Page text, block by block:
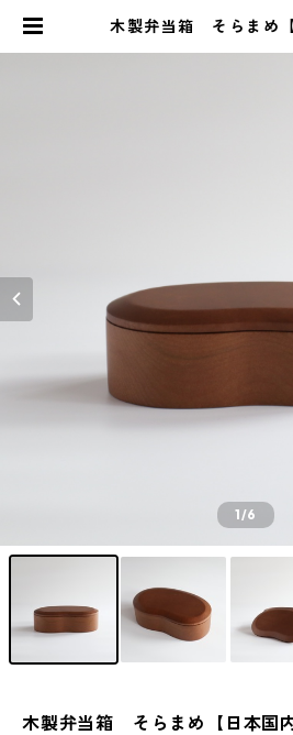
木製弁当箱 そらまめ
1/6
木製弁当箱 そらまめ【日本国